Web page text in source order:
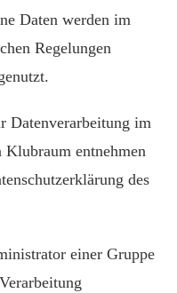
Daten werden im
Regelungen
Datenverarbeitung im
entnehmen
des
einer Gruppe